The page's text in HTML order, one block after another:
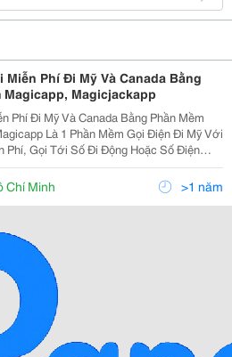
Miễn Phí Đi Mỹ Và Canada Bằng
Magicapp, Magicjackapp
Phí Đi Mỹ Và Canada Bằng Phần Mềm
Phí, Gọi Tới Số Đi Động Hoặc Số Điện
Được, Và Hoàn Toàn Miễn Phí 2 Chiều.
Là Gì? Chỉ Cần Bạn Có 1 Chi
Chí Minh >1 năm